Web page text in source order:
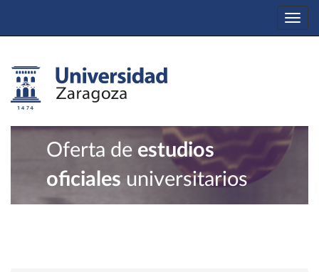
Oferta de estudios
oficiales universitarios